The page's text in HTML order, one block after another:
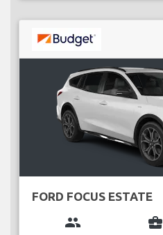
FORD FOCUS ESTATE
group business_center